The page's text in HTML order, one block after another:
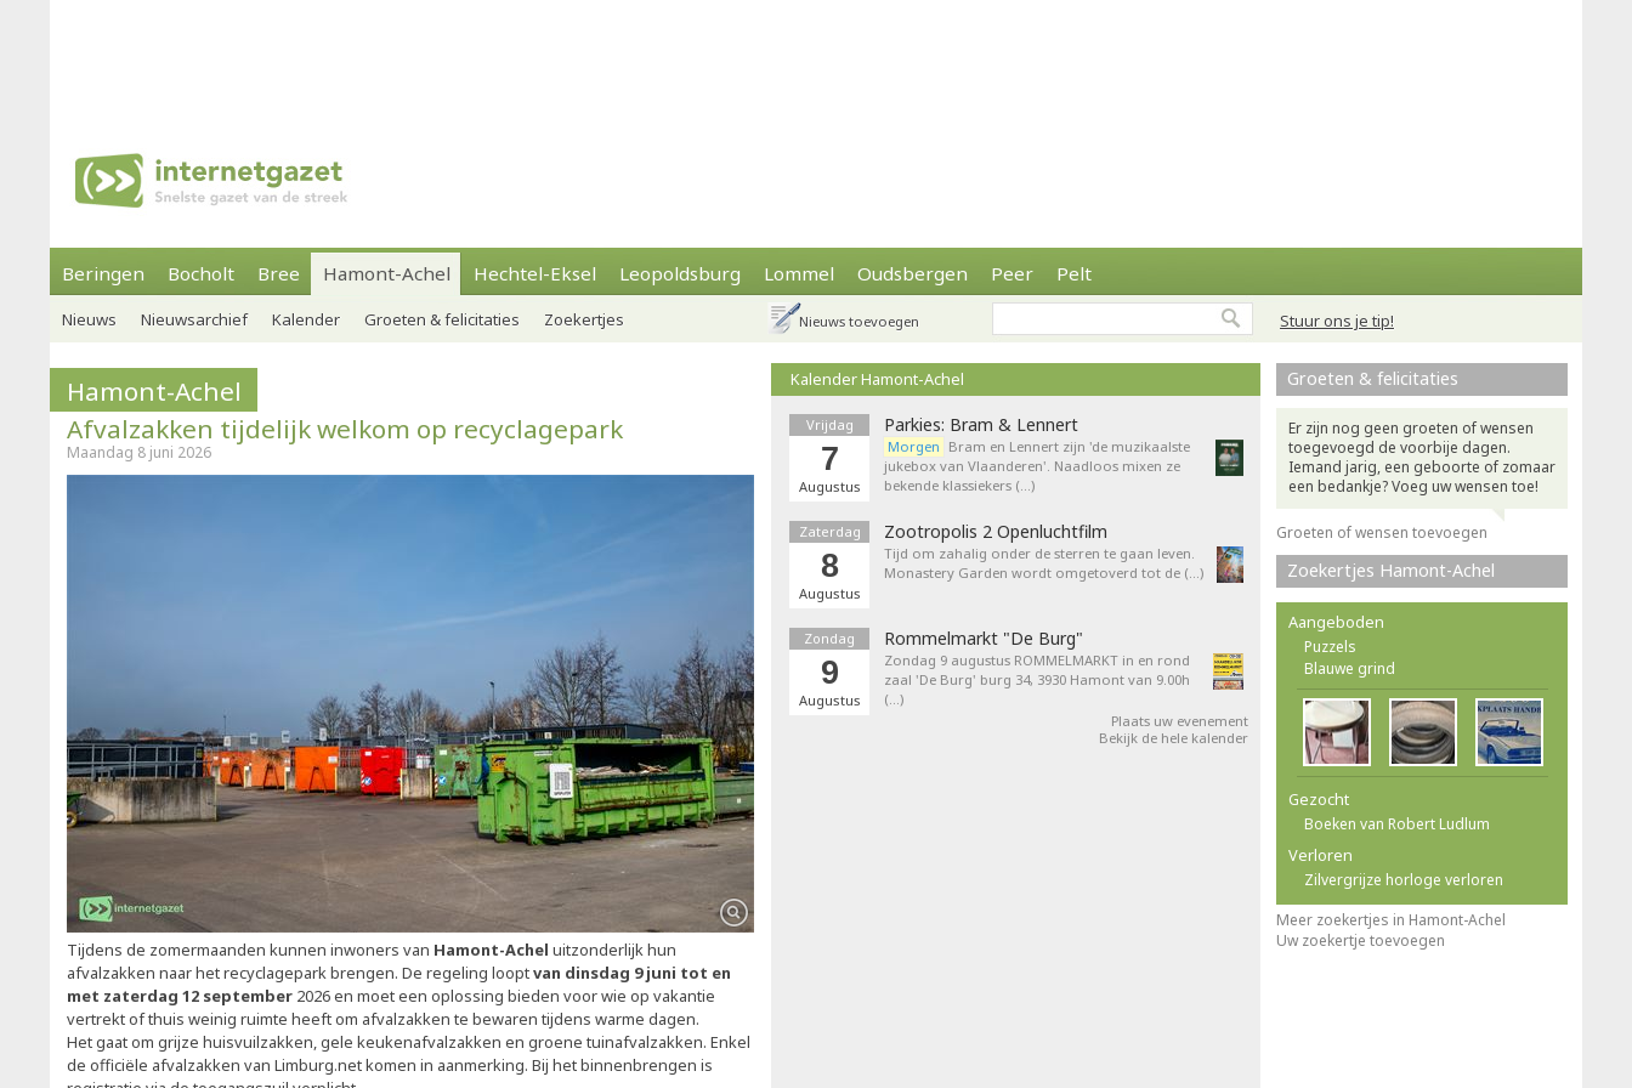
Beringen Bocholt Bree Hamont-Achel Hechtel-Eksel Leopoldsburg Lommel Oudsbergen Peer Pelt
Stuur ons je tip!
Nieuws Nieuwsarchief Kalender Groeten & felicitaties Zoekertjes Nieuws toevoegen
Hamont-Achel
Afvalzakken tijdelijk welkom op recyclagepark
Maandag 8 juni 2026
Tijdens de zomermaanden kunnen inwoners van Hamont-Achel uitzonderlijk hun
afvalzakken naar het recyclagepark brengen. De regeling looptvan dinsdag 9 juni tot en
met zaterdag 12 september 2026 en moet een oplossing bieden voor wie op vakantie
vertrekt of thuis weinig ruimte heeft om afvalzakken te bewaren tijdens warme dagen.
Het gaat om grijze huisvuilzakken, gele keukenafvalzakken en groene tuinafvalzakken. Enkel
de officiële afvalzakken van Limburg.net komen in aanmerking. Bij het binnenbrengen is
Kalender Hamont-Achel
Vrijdag
7
Augustus
Parkies: Bram & Lennert
Morgen Bram en Lennert zijn 'de muzikaalste
jukebox van Vlaanderen'. Naadloos mixen ze
bekende klassiekers (…)
Zaterdag
8
Augustus
Zootropolis 2 Openluchtfilm
Tijd om zahalig onder de sterren te gaan leven.
Monastery Garden wordt omgetoverd tot de (…)
Zondag
9
Augustus
Rommelmarkt "De Burg"
Zondag 9 augustus ROMMELMARKT in en rond
zaal 'De Burg' burg 34, 3930 Hamont van 9.00h
(…)
Plaats uw evenement
Bekijk de hele kalender
Groeten & felicitaties
Er zijn nog geen groeten of wensen
toegevoegd de voorbije dagen.
Iemand jarig, een geboorte of zomaar
een bedankje? Voeg uw wensen toe!
Groeten of wensen toevoegen
Zoekertjes Hamont-Achel
Aangeboden
Puzzels
Blauwe grind
Gezocht
Boeken van Robert Ludlum
Verloren
Zilvergrijze horloge verloren
Meer zoekertjes in Hamont-Achel
Uw zoekertje toevoegen